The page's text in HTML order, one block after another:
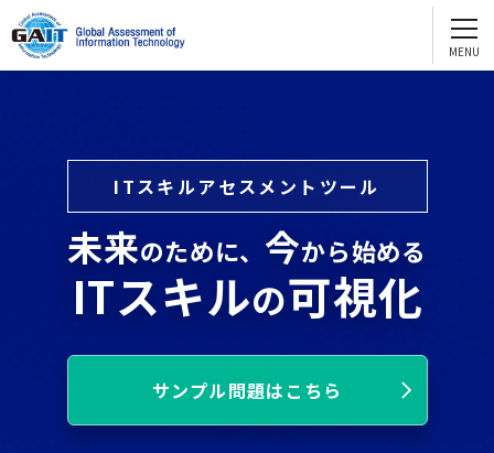
団体受験 個人受験
GAITを知る
人財評価
人財育成
配置転換
ITスキルアセスメントツール
未来のために、 今から始める
ITスキルの可視化
サンプル問題はこちら